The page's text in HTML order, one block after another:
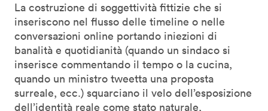
La costruzione di soggettività fittizie che si
inseriscono nel flusso delle timeline o nelle
conversazioni online portando iniezioni di
banalità e quotidianità (quando un sindaco si
inserisce commentando il tempo o la cucina,
quando un ministro tweetta una proposta
surreale, ecc.) squarciano il velo dell’esposizione
dell’identità reale come stato naturale,